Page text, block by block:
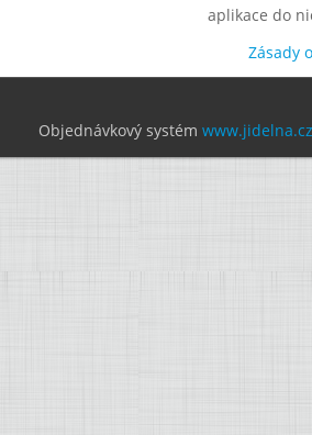
aplikace do
Zásady
Objednávkový systém www.jidelna.cz